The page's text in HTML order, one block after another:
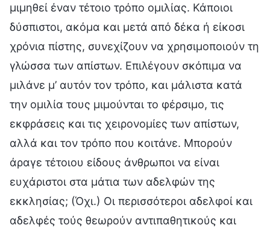
μιμηθεί έναν τέτοιο τρόπο ομιλίας. Κάποιοι
δύσπιστοι, ακόμα και μετά από δέκα ή είκοσι
χρόνια πίστης, συνεχίζουν να χρησιμοποιούν τη
γλώσσα των απίστων. Επιλέγουν σκόπιμα να
μιλάνε μ’ αυτόν τον τρόπο, και μάλιστα κατά
την ομιλία τους μιμούνται το φέρσιμο, τις
εκφράσεις και τις χειρονομίες των απίστων,
αλλά και τον τρόπο που κοιτάνε. Μπορούν
άραγε τέτοιου είδους άνθρωποι να είναι
ευχάριστοι στα μάτια των αδελφών της
εκκλησίας; (Όχι.) Οι περισσότεροι αδελφοί και
αδελφές τούς θεωρούν αντιπαθητικούς και